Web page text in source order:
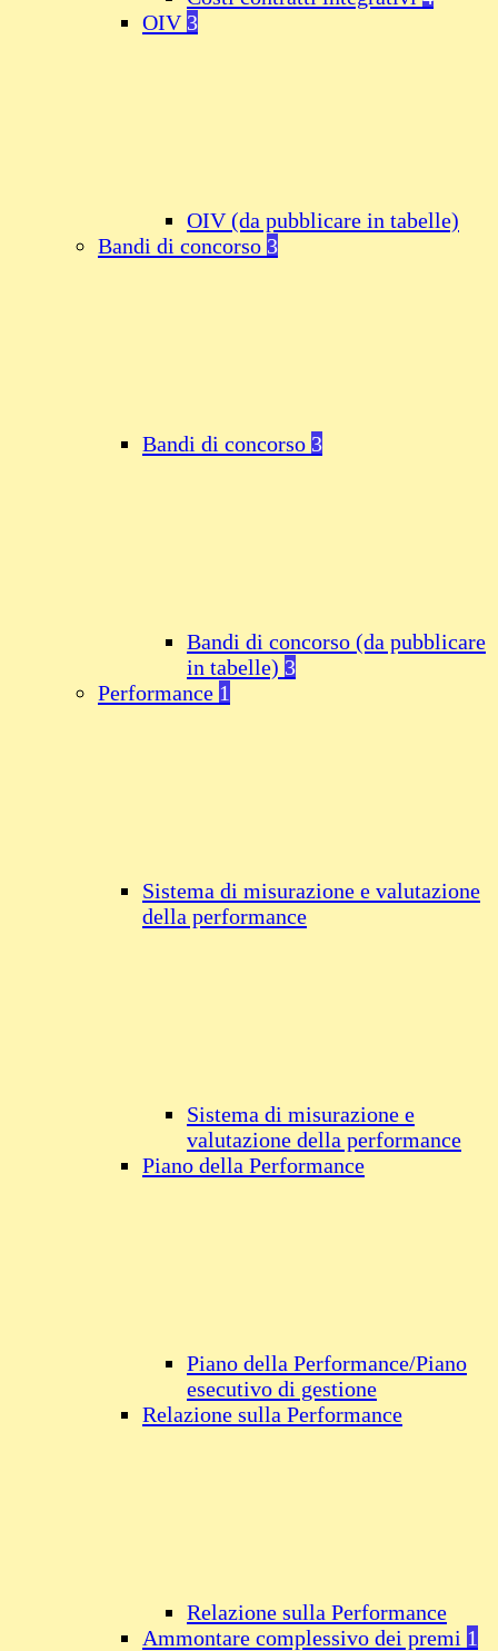
OIV 3
OIV (da pubblicare in tabelle)
Bandi di concorso 3
Bandi di concorso 3
Bandi di concorso (da pubblicare
in tabelle) 3
Performance 1
Sistema di misurazione e valutazione
della performance
Sistema di misurazione e
valutazione della performance
Piano della Performance
Piano della Performance/Piano
esecutivo di gestione
Relazione sulla Performance
Relazione sulla Performance
Ammontare complessivo dei premi 1